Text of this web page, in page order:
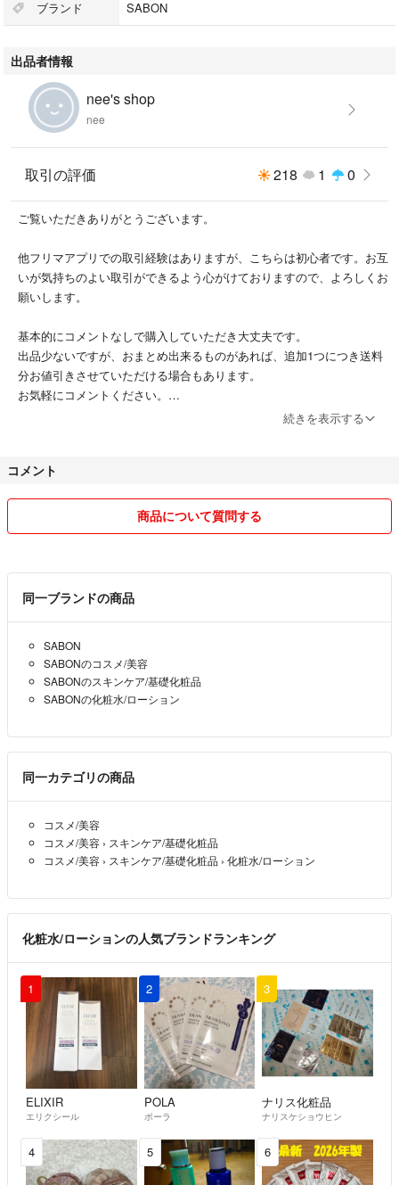
ブランド SABON
出品者情報
nee's shop
nee
取引の評価 218 1 0
ご覧いただきありがとうございます。
他フリマアプリでの取引経験はありますが、こちらは初心者です。お互
いが気持ちのよい取引ができるよう心がけておりますので、よろしくお
願いします。
基本的にコメントなしで購入していただき大丈夫です。
出品少ないですが、おまとめ出来るものがあれば、追加1つにつき送料
分お値引きさせていただける場合もあります。
お気軽にコメントください。
できるだけ早期に発送できるよう努めておりますので、よろしくお願い
続きを表示する
コメント
商品について質問する
同一ブランドの商品
SABON
SABONのコスメ/美容
SABONのスキンケア/基礎化粧品
SABONの化粧水/ローション
同一カテゴリの商品
コスメ/美容
コスメ/美容 › スキンケア/基礎化粧品
コスメ/美容 › スキンケア/基礎化粧品 › 化粧水/ローション
化粧水/ローションの人気ブランドランキング
1
ELIXIR
エリクシール
2
POLA
ポーラ
3
ナリス化粧品
ナリスケショウヒン
4 5 6